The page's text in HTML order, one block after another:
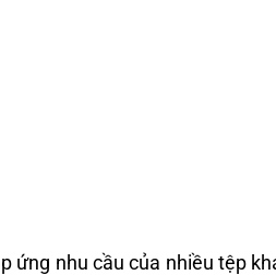
nhu cầu của nhiều tệp